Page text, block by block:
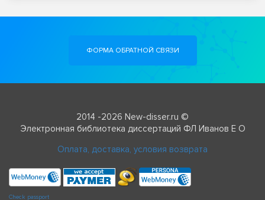
ФОРМА ОБРАТНОЙ СВЯЗИ
2014 -2026 New-disser.ru ©
Электронная библиотека диссертаций ФЛ Иванов Е О
Оплата, доставка, условия возврата
Check passport